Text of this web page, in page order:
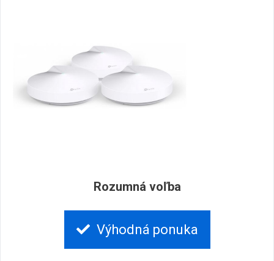
Rozumná voľba
Výhodná ponuka